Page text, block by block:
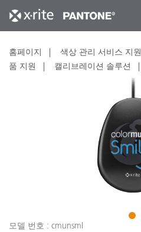
홈페이지 색상 관리 서비스 지원
품 지원
캘리브레이션 솔루션
1
모델 번호 : cmunsml